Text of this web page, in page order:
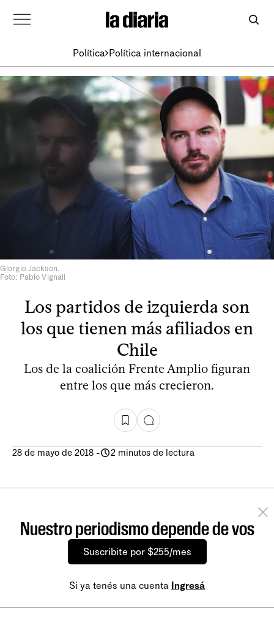
Política Política internacional
Giorgio Jackson.
Foto: Pablo Vignali
Los partidos de izquierda son
los que tienen más afiliados en
Chile
Los de la coalición Frente Amplio figuran
entre los que más crecieron.
28 de mayo de 2018 - 2 minutos de lectura
Nuestro periodismo depende de vos
Suscribite por $255/mes
Si ya tenés una cuenta Ingresá